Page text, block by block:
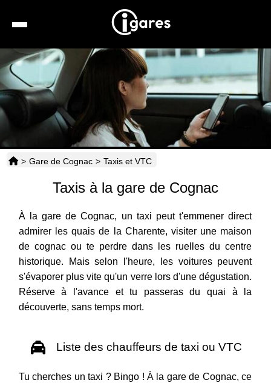
Recherche
Location de voiture
Hôtels
Taxis
> Gare de Cognac > Taxis et VTC
Taxis à la gare de Cognac
À la gare de Cognac, un taxi peut t'emmener direct
admirer les quais de la Charente, visiter une maison
de cognac ou te perdre dans les ruelles du centre
historique. Mais selon l'heure, les voitures peuvent
s'évaporer plus vite qu'un verre lors d'une dégustation.
Réserve à l'avance et tu passeras du quai à la
découverte, sans temps mort.
Liste des chauffeurs de taxi ou VTC
Tu cherches un taxi ? Bingo ! À la gare de Cognac, ce